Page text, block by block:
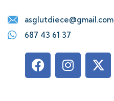
asglutdiece@gmail.com
687 43 61 37